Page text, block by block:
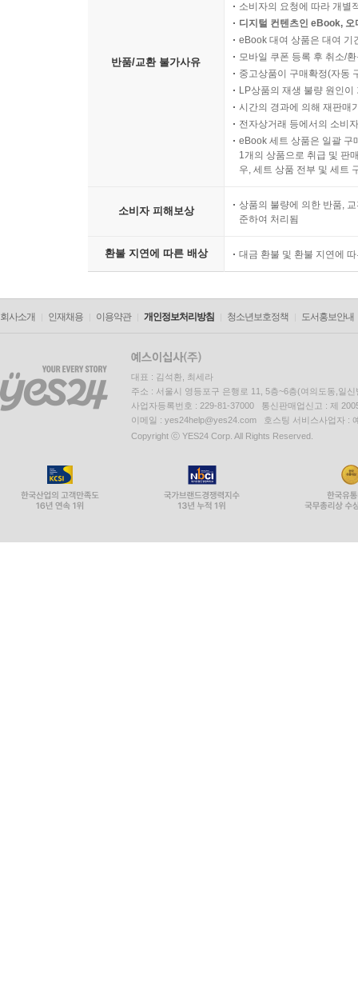
반품/교환 불가사유
소비자의 요청에 따라 개별
디지털 컨텐츠인 eBook,
eBook 대여 상품은 대여 기
모바일 쿠폰 등록 후 취소/
중고상품이 구매확정(자동
LP상품의 재생 불량 원인
시간의 경과에 의해 재판매
전자상거래 등에서의 소비
eBook 세트 상품은 일괄 구
1개의 상품으로 취급 및 판
우, 세트 상품 전부 및 세트
소비자 피해보상
상품의 불량에 의한 반품,
준하여 처리됨
환불 지연에 따른 배상 대금 환불 및 환불 지연에
회사소개 인재채용 이용약관 개인정보처리방침 청소년보호정책 도서홍보안내
대표 : 김석환, 최세라
주소 : 서울시 영등포구 은행로 11, 5층~6층(여의도동,일신
사업자등록번호 : 229-81-37000 통신판매업신고 : 제
이메일 : yes24help@yes24.com 호스팅 서비스사업자 :
Copyright ⓒ YES24 Corp. All Rights Reserved.